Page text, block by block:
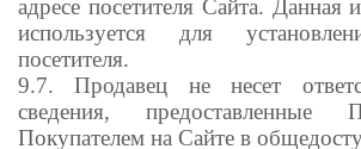
адресе посетителя Сайта. Данная
используется для
посетителя.
9.7. Продавец не несет
сведения, предоставленные
Покупателем на Сайте в